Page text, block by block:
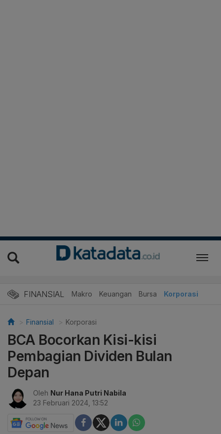
FINANSIAL Makro Keuangan Bursa Korporasi
Finansial Korporasi
BCA Bocorkan Kisi-kisi
Pembagian Dividen Bulan
Depan
Oleh Nur Hana Putri Nabila
23 Februari 2024, 13:52